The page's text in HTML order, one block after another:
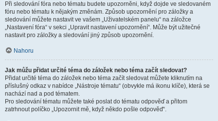
Při sledování fóra nebo tématu budete upozorněni, když dojde ve sledovaném
fóru nebo tématu k nějakým změnám. Způsob upozornění pro záložky a
sledování můžete nastavit ve vašem „Uživatelském panelu“ na záložce
„Nastavení fóra“ v sekci „Upravit nastavení upozornění“. Může být užitečné
nastavit pro záložky a sledování jiný způsob upozornění.
Nahoru
Jak můžu přidat určité téma do záložek nebo téma začít sledovat?
Přidat určité téma do záložek nebo téma začít sledovat můžete kliknutím na
příslušný odkaz v nabídce „Nástroje tématu“ (obvykle má ikonu klíče), která se
nachází nad a pod tématem.
Pro sledování tématu můžete také poslat do tématu odpověď a přitom
zatrhnout políčko „Upozornit mě, když někdo pošle odpověď“.